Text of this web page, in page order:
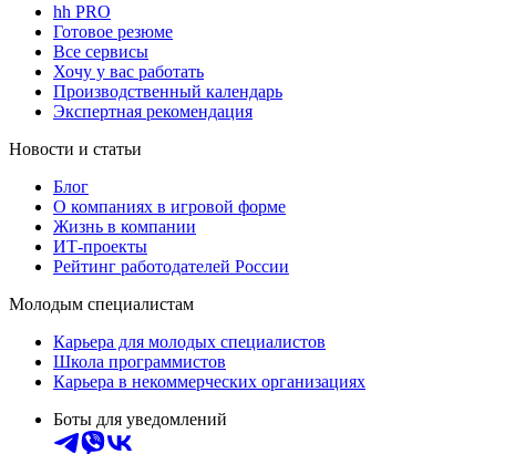
hh PRO
Готовое резюме
Все сервисы
Хочу у вас работать
Производственный календарь
Экспертная рекомендация
Новости и статьи
Блог
О компаниях в игровой форме
Жизнь в компании
ИТ-проекты
Рейтинг работодателей России
Молодым специалистам
Карьера для молодых специалистов
Школа программистов
Карьера в некоммерческих организациях
Боты для уведомлений